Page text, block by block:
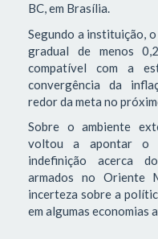
BC, em Brasília.
Segundo a instituição,
gradual de menos
compatível com a
convergência da
redor da meta no
Sobre o ambiente
voltou a apontar o
indefinição acerca
armados no Oriente
incerteza sobre a
em algumas economias